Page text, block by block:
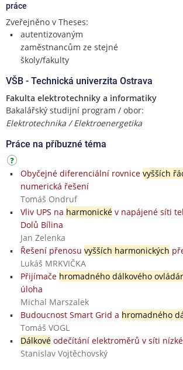
práce
Zveřejněno v Theses:
autentizovaným
zaměstnancům ze stejné
školy/fakulty
VŠB - Technická univerzita Ostrava
Fakulta elektrotechniky a informatiky
Bakalářský studijní program / obor:
Elektrotechnika / Elektroenergetika
Práce na příbuzné téma
Obyčejné diferenciální rovnice vyšších
numerická řešení
Tomáš Ondruf
Vliv UPS na harmonickév napájené síti
Dolů Bílina
Jan Zelenka
Řešení přenosu vyšších harmonických
Lukáš MRKVIČKA
Přijímače hromadného dálkového
úloha
Michal Marszalek
Budoucnost Smart Grid a hromadného
Tomáš VOGL
Dálkovéodečítání elektroměrů v síti
Stanislav Vojtěchovský